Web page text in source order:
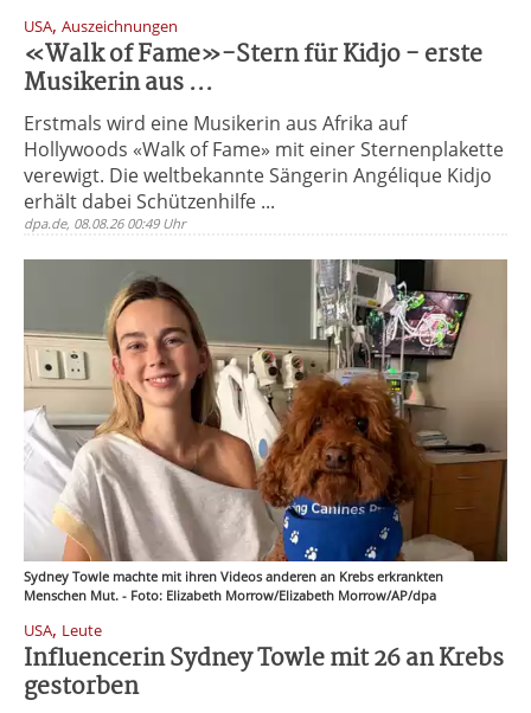
USA, Auszeichnungen
«Walk of Fame»-Stern für Kidjo - erste
Musikerin aus ...
Erstmals wird eine Musikerin aus Afrika auf
Hollywoods «Walk of Fame» mit einer Sternenplakette
verewigt. Die weltbekannte Sängerin Angélique Kidjo
erhält dabei Schützenhilfe ...
dpa.de, 08.08.26 00:49 Uhr
Sydney Towle machte mit ihren Videos anderen an Krebs erkrankten
Menschen Mut. - Foto: Elizabeth Morrow/Elizabeth Morrow/AP/dpa
USA, Leute
Influencerin Sydney Towle mit 26 an Krebs
gestorben